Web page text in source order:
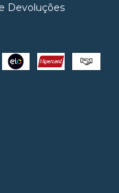
Devoluções